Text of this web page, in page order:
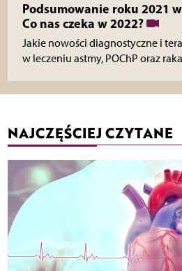
Podsumowanie roku 2021
Co nas czeka w 2022?
Jakie nowości diagnostyczne i
w leczeniu astmy, POChP oraz raka
NAJCZĘŚCIEJ CZYTANE